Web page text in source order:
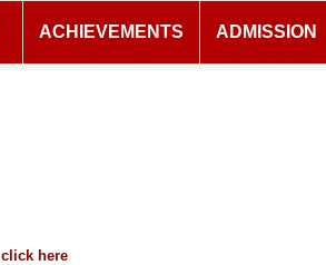
ACHIEVEMENTS ADMISSION
click here